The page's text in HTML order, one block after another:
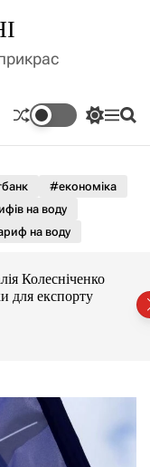
П
м
к
а
о
л
ь
г
о
р
ж
М П
#економіка
на воду
на воду
Колесніченко
для експорту